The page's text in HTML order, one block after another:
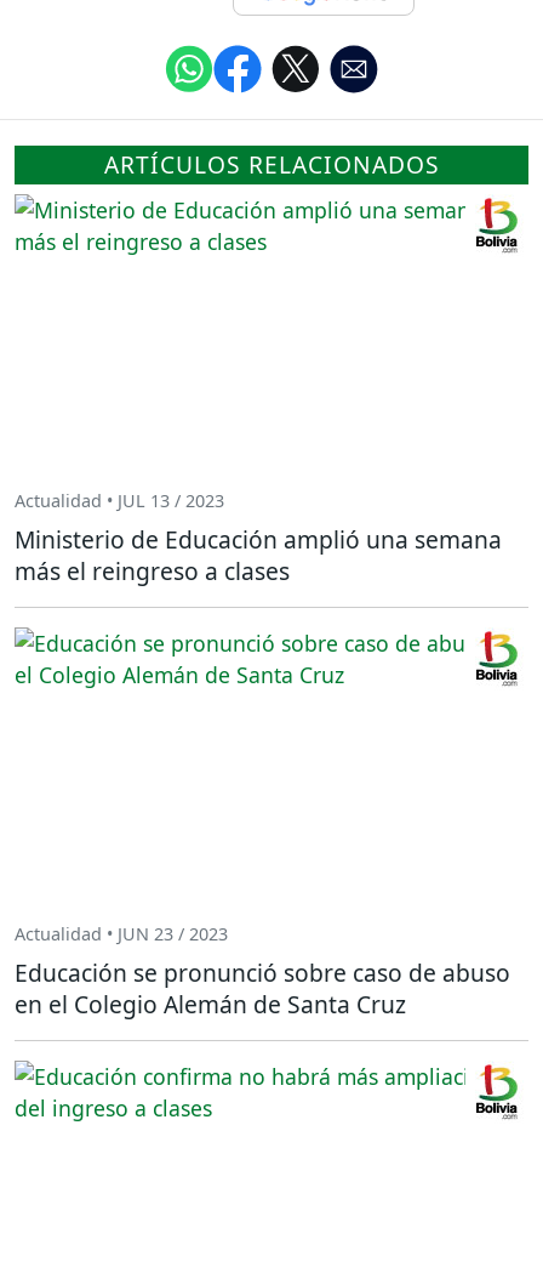
ARTÍCULOS RELACIONADOS
Actualidad • JUL 13 / 2023
Ministerio de Educación amplió una semana
más el reingreso a clases
Actualidad • JUN 23 / 2023
Educación se pronunció sobre caso de abuso
en el Colegio Alemán de Santa Cruz